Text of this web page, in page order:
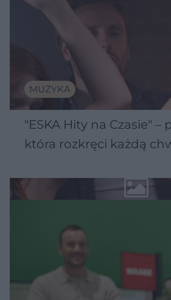
MUZYKA
"ESKA Hity na Czasie" –
która rozkręci każdą